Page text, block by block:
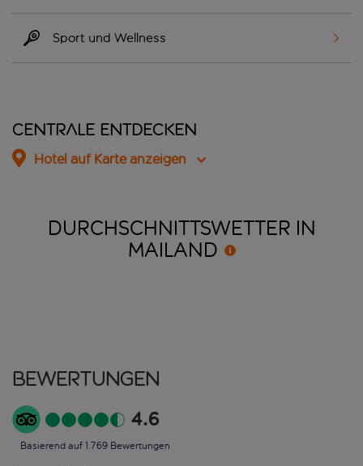
Sport und Wellness
Centrale entdecken
Hotel auf Karte anzeigen
DURCHSCHNITTSWETTER IN
MAILAND
Bewertungen
4.6
Basierend auf 1.769 Bewertungen